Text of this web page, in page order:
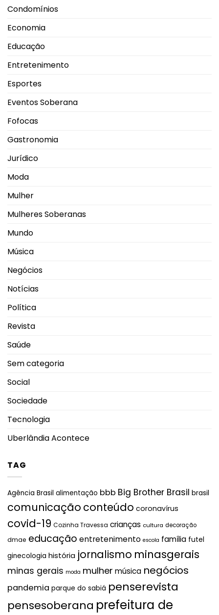
Condomínios
Economia
Educação
Entretenimento
Esportes
Eventos Soberana
Fofocas
Gastronomia
Jurídico
Moda
Mulher
Mulheres Soberanas
Mundo
Música
Negócios
Notícias
Política
Revista
Saúde
Sem categoria
Social
Sociedade
Tecnologia
Uberlândia Acontece
TAG
Agência Brasil alimentação bbb Big Brother Brasil brasil
comunicação conteúdo coronavírus
covid-19 Cozinha Travessa crianças cultura decoração
dmae educação entretenimento escola família futel
ginecologia história jornalismo minasgerais
minas gerais moda mulher música negócios
pandemia parque do sabiá penserevista
pensesoberana prefeitura de